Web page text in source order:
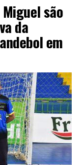
são
da
em